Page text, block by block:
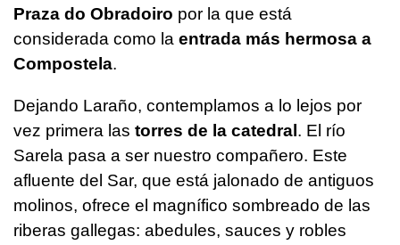
Praza do Obradoiro por la que está
considerada como la entrada más hermosa a
Compostela.
Dejando Laraño, contemplamos a lo lejos por
vez primera las torres de la catedral . El río
Sarela pasa a ser nuestro compañero. Este
afluente del Sar, que está jalonado de antiguos
molinos, ofrece el magnífico sombreado de las
riberas gallegas: abedules, sauces y robles